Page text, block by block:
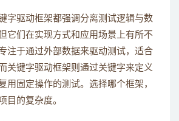
字驱动框架都强调分离测试逻辑与数
它们在实现方式和应用场景上有所不
注于通过外部数据来驱动测试，适合
关键字驱动框架则通过关键字来定义
用固定操作的测试。选择哪个框架，
目的复杂度。